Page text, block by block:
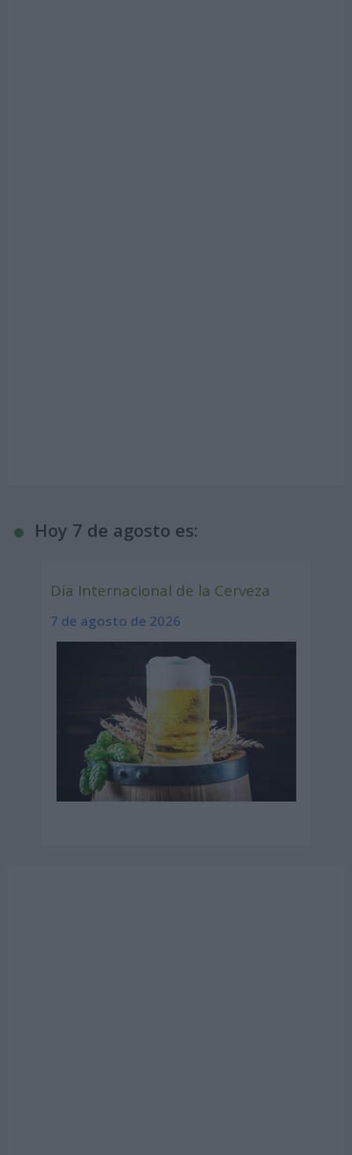
Hoy 7 de agosto es:
Día Internacional de la Cerveza
7 de agosto de 2026